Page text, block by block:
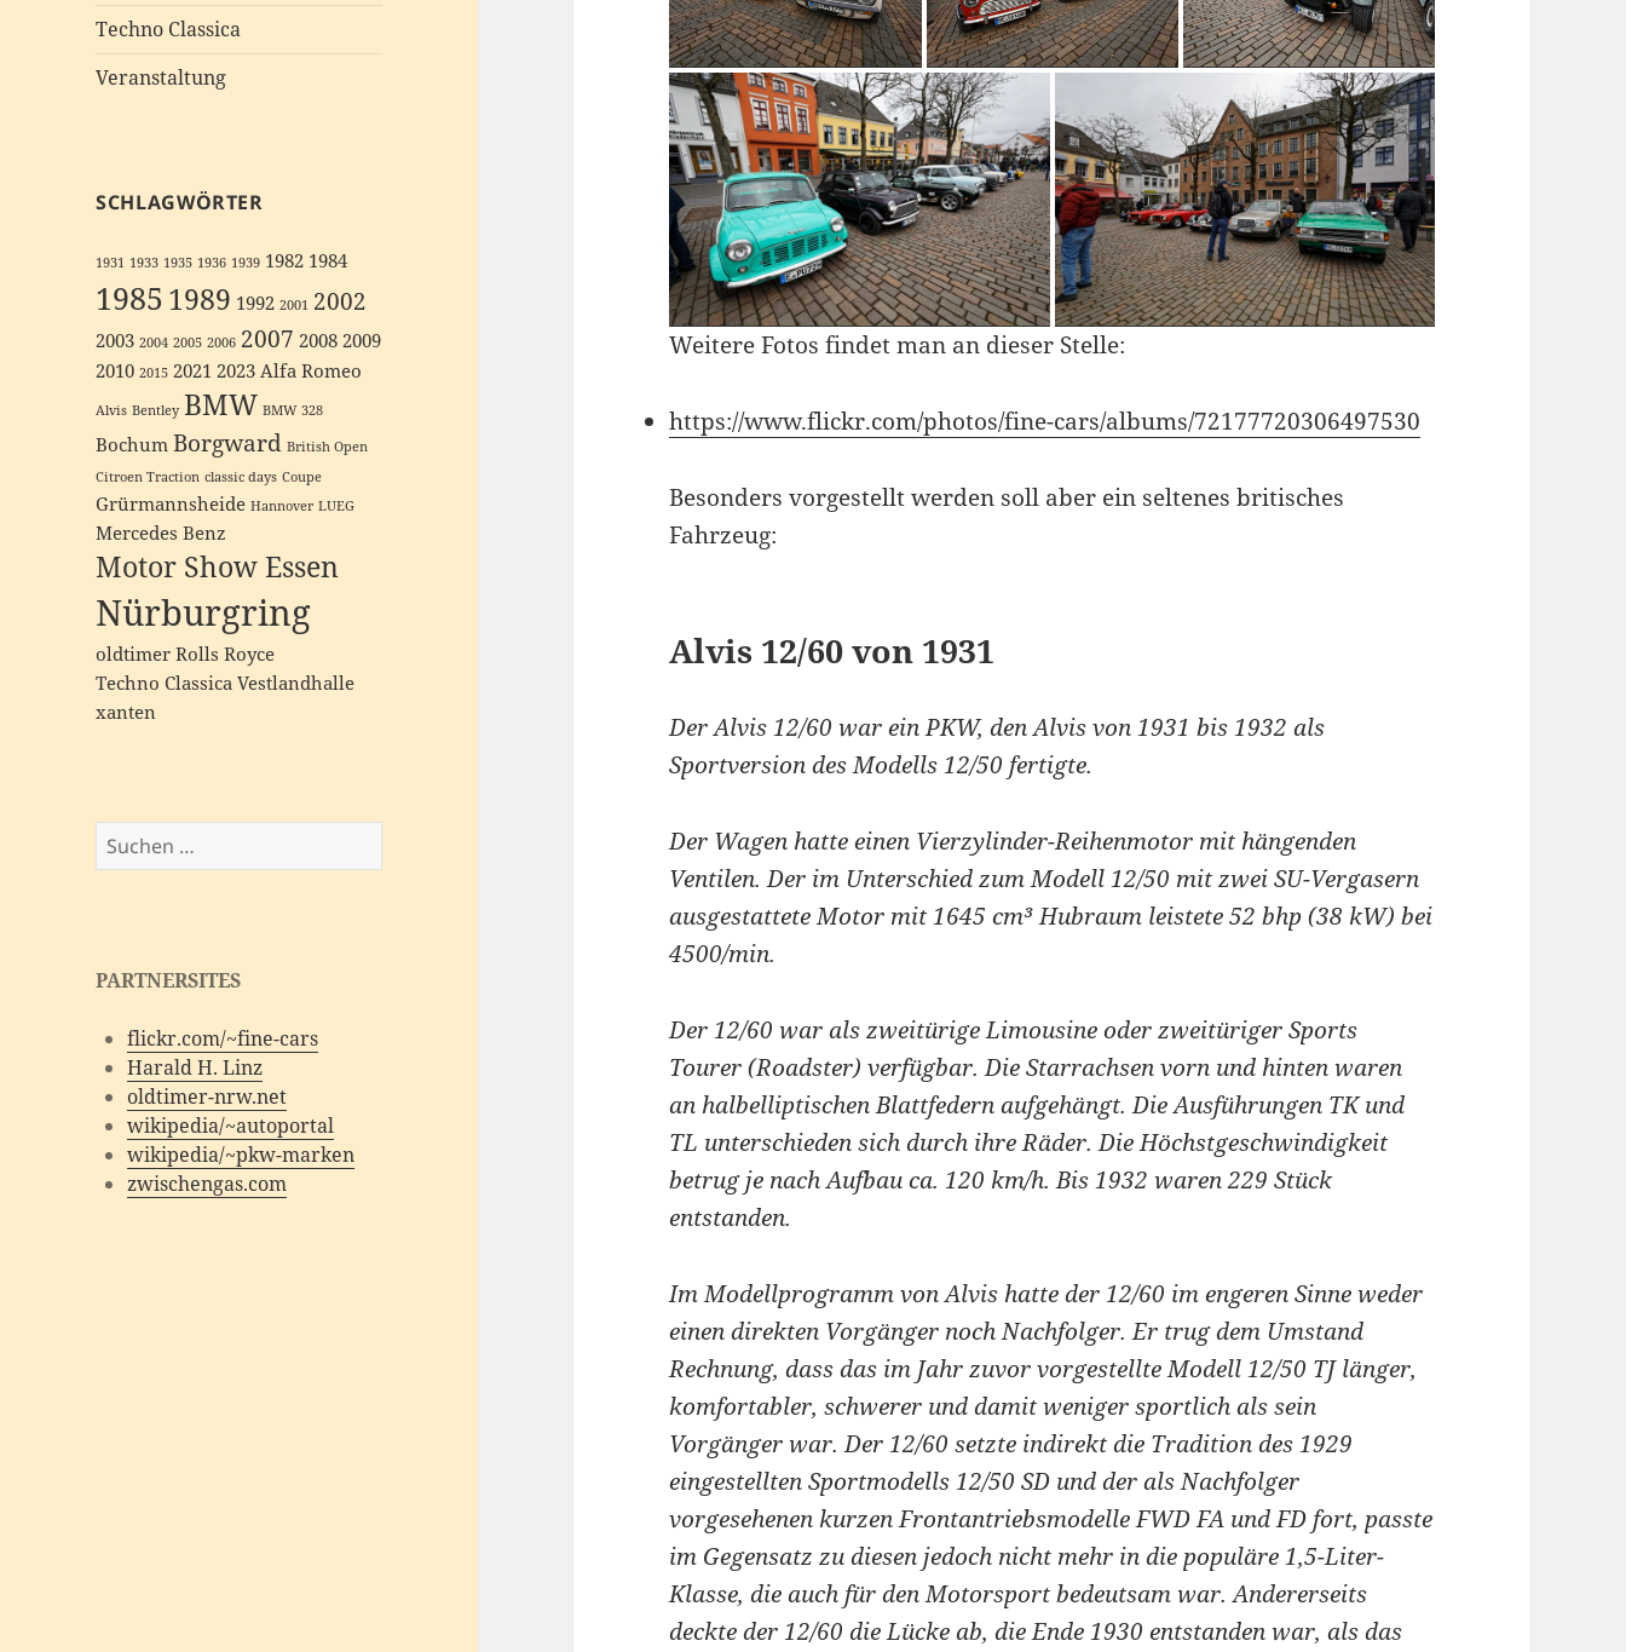
Techno Classica
Veranstaltung
SCHLAGWÖRTER
1931 1933 1935 1936 1939 1982 1984
19851989 1992 2001 2002
2003 2004 2005 2006 2007 20082009
2010 2015 2021 2023Alfa Romeo
Alvis Bentley BMW BMW 328
BochumBorgward British Open
Citroen Traction classic days Coupe
Grürmannsheide Hannover LUEG
Mercedes Benz
Motor Show Essen
Nürburgring
oldtimerRolls Royce
Techno ClassicaVestlandhalle
xanten
Suchen
nach:
PARTNERSITES
flickr.com/~fine-cars
Harald H. Linz
oldtimer-nrw.net
wikipedia/~autoportal
wikipedia/~pkw-marken
zwischengas.com
Weitere Fotos findet man an dieser Stelle:
https://www.flickr.com/photos/fine-cars/albums/72177720306497530
Besonders vorgestellt werden soll aber ein seltenes britisches
Fahrzeug:
Alvis 12/60 von 1931
Der Alvis 12/60 war ein PKW, den Alvis von 1931 bis 1932 als
Sportversion des Modells 12/50 fertigte.
Der Wagen hatte einen Vierzylinder-Reihenmotor mit hängenden
Ventilen. Der im Unterschied zum Modell 12/50 mit zwei SU-Vergasern
ausgestattete Motor mit 1645 cm³ Hubraum leistete 52 bhp (38 kW) bei
4500/min.
Der 12/60 war als zweitürige Limousine oder zweitüriger Sports
Tourer (Roadster) verfügbar. Die Starrachsen vorn und hinten waren
an halbelliptischen Blattfedern aufgehängt. Die Ausführungen TK und
TL unterschieden sich durch ihre Räder. Die Höchstgeschwindigkeit
betrug je nach Aufbau ca. 120 km/h. Bis 1932 waren 229 Stück
entstanden.
Im Modellprogramm von Alvis hatte der 12/60 im engeren Sinne weder
einen direkten Vorgänger noch Nachfolger. Er trug dem Umstand
Rechnung, dass das im Jahr zuvor vorgestellte Modell 12/50 TJ länger,
komfortabler, schwerer und damit weniger sportlich als sein
Vorgänger war. Der 12/60 setzte indirekt die Tradition des 1929
eingestellten Sportmodells 12/50 SD und der als Nachfolger
vorgesehenen kurzen Frontantriebsmodelle FWD FA und FD fort, passte
im Gegensatz zu diesen jedoch nicht mehr in die populäre 1,5-Liter-
Klasse, die auch für den Motorsport bedeutsam war. Andererseits
deckte der 12/60 die Lücke ab, die Ende 1930 entstanden war, als das